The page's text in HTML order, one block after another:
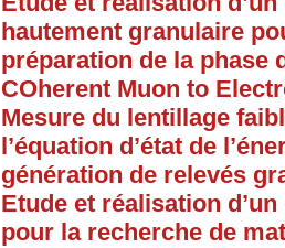
hautement granulaire
préparation de la phase
COherent Muon to
Mesure du lentillage
l’équation d’état de
génération de relevés
Etude et réalisation
pour la recherche de